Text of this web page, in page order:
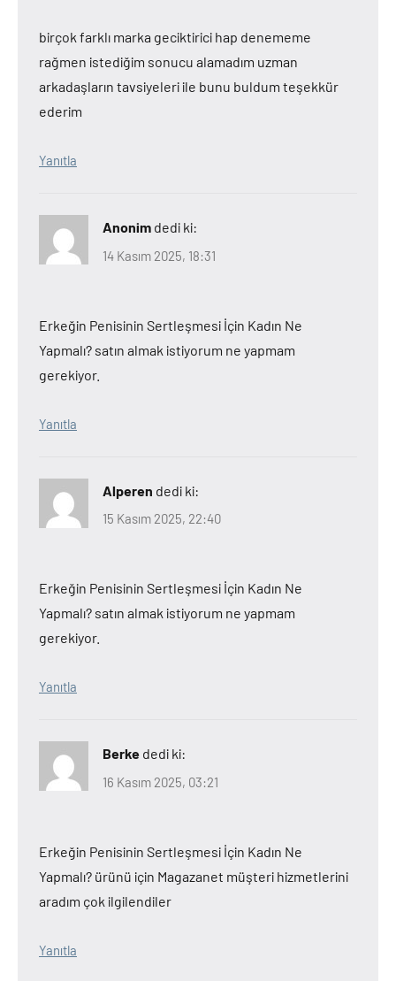
birçok farklı marka geciktirici hap denememe
rağmen istediğim sonucu alamadım uzman
arkadaşların tavsiyeleri ile bunu buldum teşekkür
ederim
Yanıtla
Anonim dedi ki:
14 Kasım 2025, 18:31
Erkeğin Penisinin Sertleşmesi İçin Kadın Ne
Yapmalı? satın almak istiyorum ne yapmam
gerekiyor.
Yanıtla
Alperen dedi ki:
15 Kasım 2025, 22:40
Erkeğin Penisinin Sertleşmesi İçin Kadın Ne
Yapmalı? satın almak istiyorum ne yapmam
gerekiyor.
Yanıtla
Berke dedi ki:
16 Kasım 2025, 03:21
Erkeğin Penisinin Sertleşmesi İçin Kadın Ne
Yapmalı? ürünü için Magazanet müşteri hizmetlerini
aradım çok ilgilendiler
Yanıtla